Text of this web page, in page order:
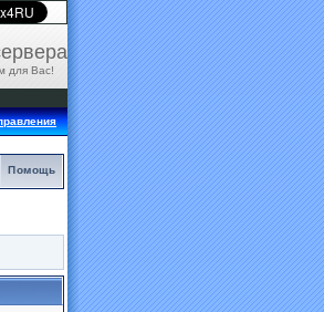
для Вас!
Помощь